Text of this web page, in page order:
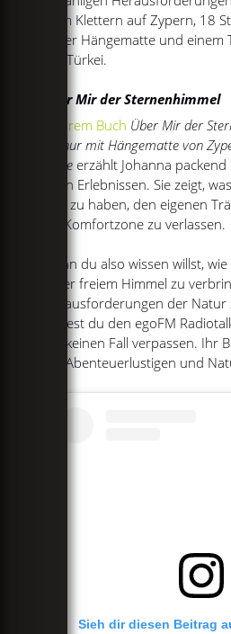
beim Klettern auf Zypern, 18
in der Hängematte und
der Türkei.
Über Mir der Sternenhimmel
ihrem Buch Über Mir der
ich nur mit Hängematte von
reiste erzählt Johanna
ihren Erlebnissen. Sie zeigt,
Mut zu haben, den eigenen
die Komfortzone zu verlassen.
Wenn du also wissen willst,
unter freiem Himmel zu
Herausforderungen der
solltest du den egoFM
auf keinen Fall verpassen. Ihr
alle Abenteuerlustigen und
Sieh dir diesen Beitrag